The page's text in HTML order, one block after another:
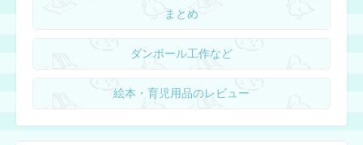
まとめ
ダンボール工作など
絵本・育児用品のレビュー